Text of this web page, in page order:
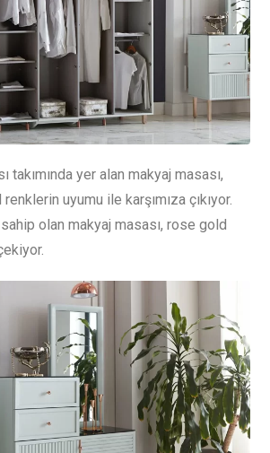
takımında yer alan makyaj masası,
uyumu ile karşımıza çıkıyor.
olan makyaj masası, rose gold